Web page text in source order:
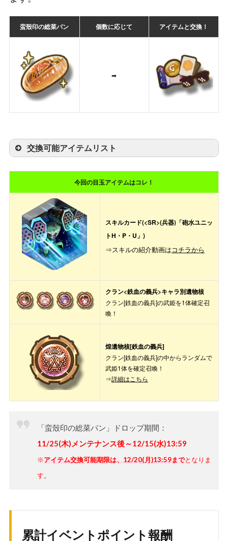
蛮殼印の総菜パン 個数に応じて アイテムと交換！
➡
交換可能アイテムリスト
全期間
11/25 メンテ後
～12/20 13:59)
・討伐ボーナス回復薬
・限定アクセサリ
・限定エモート
・限定称号
・限定URジェム(お1人様お1つまで！※ランダ
・URジェム(クランジェムも含むランダム排
出)
煌遺物核[鉄血の義兵]
日替わり(11/25
メンテ後～12/16
3:59）
・ゴールド(1日1回まで!大盤振る舞いの限定
・輝虹石(1日1回まで!お得な限定品!!)
～12/7 3:59)
・<鉄血の義兵>用URジェム(ランダム排出)
・輝虹石
スキルカード(<SR>(兵器)「砲水ユニット
・輝虹石
イベント討伐プ
今回の目玉アイテムはコレ！
スキルカード(<SR>(兵器)「砲水ユニッ
トH・P・U」)
⇒スキルの紹介動画はコチラから
クラン<鉄血の義兵>キャラ別遺物核
クラン[鉄血の義兵]の武姫を1体確定召
喚！
煌遺物核[鉄血の義兵]
クラン[鉄血の義兵]の中からランダムで
武姫1体を確定召喚！
⇒詳細はこちら
「蛮殼印の総菜パン」ドロップ期間：
11/25(木)メンテナンス後～12/15(水)13:59
※アイテム交換可能期限は、12/20(月)13:59までとなりま
す。
累計イベントポイント報酬